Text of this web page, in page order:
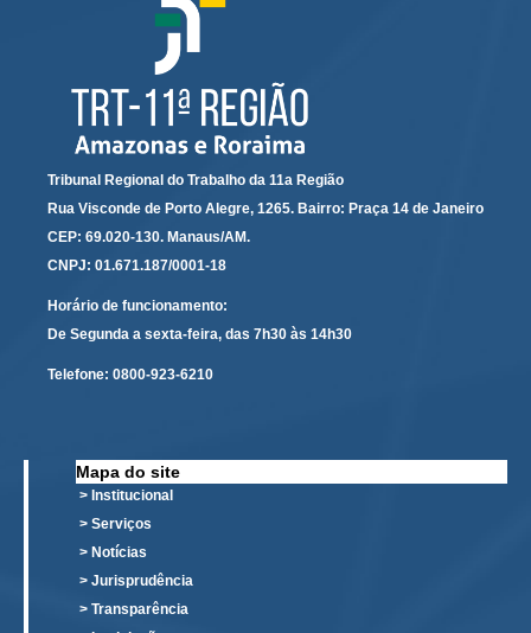
Biblioteca
Centro de Memória
Responsabilidade Socioambiental
Comissão Permanente de Acessibilidade e Inclusão
Programa Trabalho Seguro
Coordenadoria de Saúde
Atermação On-line - Interior do Amazonas
Agendamento de Reclamação Verbal
Glossário
Consulta de Pautas
Tribunal Regional do Trabalho da 11a Região
Rua Visconde de Porto Alegre, 1265. Bairro: Praça 14 de Janeiro
CEP: 69.020-130. Manaus/AM.
CNPJ: 01.671.187/0001-18
Horário de funcionamento:
De Segunda a sexta-feira, das 7h30 às 14h30
Telefone: 0800-923-6210
Mapa do site
> Institucional
> Serviços
> Notícias
> Jurisprudência
> Transparência